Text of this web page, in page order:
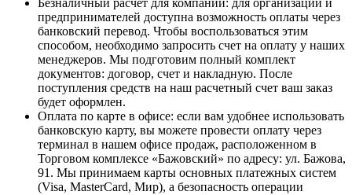
предпринимателей доступна возможность оплаты через
банковский перевод. Чтобы воспользоваться этим
способом, необходимо запросить счет на оплату у наших
менеджеров. Мы подготовим полный комплект
документов: договор, счет и накладную. После
поступления средств на наш расчетный счет ваш заказ
будет оформлен.
Оплата по карте в офисе: если вам удобнее использовать
банковскую карту, вы можете провести оплату через
терминал в нашем офисе продаж, расположенном в
Торговом комплексе «Бажовский» по адресу: ул. Бажова,
91. Мы принимаем карты основных платежных систем
(Visa, MasterCard, Мир), а безопасность операции